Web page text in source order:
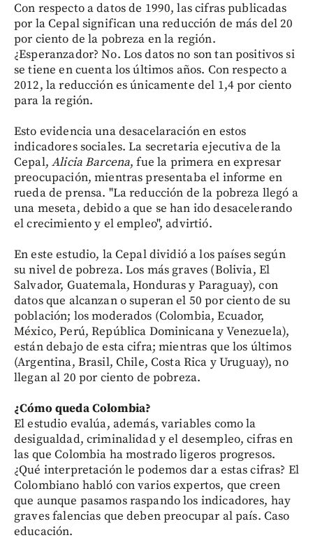
Con respecto a datos de 1990, las cifras publicadas
por la Cepal significan una reducción de más del 20
por ciento de la pobreza en la región.
¿Esperanzador? No. Los datos no son tan positivos si
se tiene en cuenta los últimos años. Con respecto a
2012, la reducción es únicamente del 1,4 por ciento
para la región.
Esto evidencia una desacelaración en estos
indicadores sociales. La secretaria ejecutiva de la
Cepal,Alicia Barcena, fue la primera en expresar
preocupación, mientras presentaba el informe en
rueda de prensa. "La reducción de la pobreza llegó a
una meseta, debido a que se han ido desacelerando
el crecimiento y el empleo", advirtió.
En este estudio, la Cepal dividió a los países según
su nivel de pobreza. Los más graves (Bolivia, El
Salvador, Guatemala, Honduras y Paraguay), con
datos que alcanzan o superan el 50 por ciento de su
población; los moderados (Colombia, Ecuador,
México, Perú, República Dominicana y Venezuela),
están debajo de esta cifra; mientras que los últimos
(Argentina, Brasil, Chile, Costa Rica y Uruguay), no
llegan al 20 por ciento de pobreza.
¿Cómo queda Colombia?
El estudio evalúa, además, variables como la
desigualdad, criminalidad y el desempleo, cifras en
las que Colombia ha mostrado ligeros progresos.
¿Qué interpretación le podemos dar a estas cifras? El
Colombiano habló con varios expertos, que creen
que aunque pasamos raspando los indicadores, hay
graves falencias que deben preocupar al país. Caso
educación.